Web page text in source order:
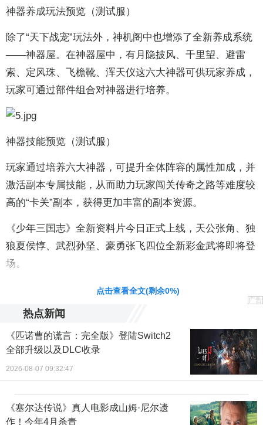
神器养成玩法预览（测试服）
除了“天下战宠”玩法外，神机阁中也增添了全新养成系统
——神器屋。在神器屋中，有月隐披风、千里望、避雷
索、定风珠、飞檐靴、浑天仪这六大神器可供玩家养成，
玩家可通过部件组合对神器进行培养。
神器技能预览（测试服）
玩家通过培养六大神器，可提升全体阵容的属性加成，并
激活副本专属技能，从而助力玩家闯关传奇之路等难度较
高的“卡关”副本，获得更加丰富的副本资源。
《少年三国志》全新资料片今日正式上线，天公张角、独
狼夏侯惇、武烈孙坚、豪勇张飞四位全新彩金武将即将登
场。
责任编辑：黄鹏 CG001
点击查看全文(剩余0%)
广告
热点新闻
《匹诺曹的谎言：完全版》登陆Switch2
全部升级以及DLC收录
2026-08-07 09:32:47
《塞尔达传说》真人电影成山姆·尼尔遗
作！今年4月杀青